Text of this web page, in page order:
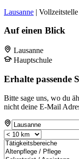
Lausanne |
Auf einen Blick
Lausanne
Hauptschule
Erhalte passende
Bitte sage uns, wo du
nicht deine E-Mail